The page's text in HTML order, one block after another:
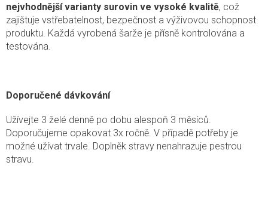
nejvhodnější varianty surovin ve vysoké kvalitě, což
zajištuje vstřebatelnost, bezpečnost a výživovou schopnost
produktu. Každá vyrobená šarže je přísně kontrolována a
testována.
Doporučené dávkování
Užívejte 3 želé denně po dobu alespoň 3 měsíců.
Doporučujeme opakovat 3x ročně. V případě potřeby je
možné užívat trvale. Doplněk stravy nenahrazuje pestrou
stravu.